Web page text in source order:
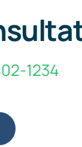
1234